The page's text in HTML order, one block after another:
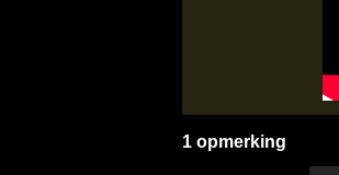
1 opmerking